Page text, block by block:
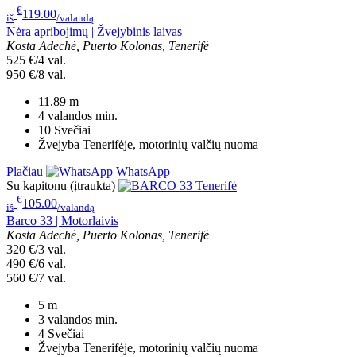
iš
€119.00/valandą
Nėra apribojimų | Žvejybinis laivas
Kosta Adechė, Puerto Kolonas, Tenerifė
525 €/4 val.
950 €/8 val.
11.89 m
4 valandos min.
10 Svečiai
Žvejyba Tenerifėje, motorinių valčių nuoma
Plačiau
WhatsApp
Su kapitonu (įtraukta)
iš
€105.00/valandą
Barco 33 | Motorlaivis
Kosta Adechė, Puerto Kolonas, Tenerifė
320 €/3 val.
490 €/6 val.
560 €/7 val.
5 m
3 valandos min.
4 Svečiai
Žvejyba Tenerifėje, motorinių valčių nuoma